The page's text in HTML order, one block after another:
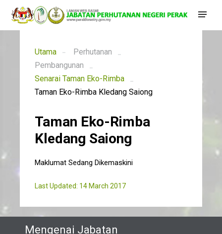
Utama
Perhutanan
Pembangunan
Senarai Taman Eko-Rimba
Taman Eko-Rimba Kledang Saiong
Taman Eko-Rimba
Kledang Saiong
Maklumat Sedang Dikemaskini
Last Updated: 14 March 2017
Mengenai Jabatan